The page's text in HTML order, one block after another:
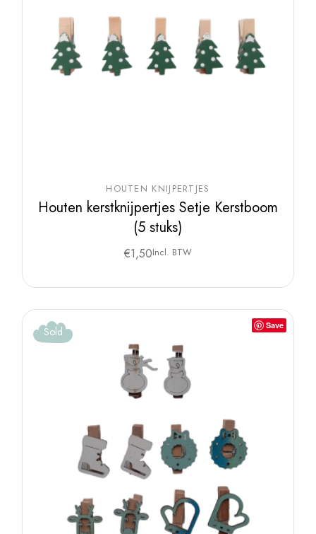
HOUTEN KNIJPERTJES
Houten kerstknijpertjes Setje Kerstboom
(5 stuks)
€1,50Incl. BTW
Save
Sold